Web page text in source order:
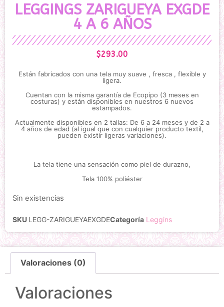
LEGGINGS ZARIGUEYA EXGDE
4 A 6 AÑOS
$293.00
Están fabricados con una tela muy suave , fresca , flexible y
ligera.
Cuentan con la misma garantía de Ecopipo (3 meses en
costuras) y están disponibles en nuestros 6 nuevos
estampados.
Actualmente disponibles en 2 tallas: De 6 a 24 meses y de 2 a
4 años de edad (al igual que con cualquier producto textil,
pueden existir ligeras variaciones).
La tela tiene una sensación como piel de durazno,
Tela 100% poliéster
Sin existencias
SKU LEGG-ZARIGUEYAEXGDECategoría Leggins
Valoraciones (0)
Valoraciones